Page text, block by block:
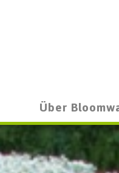
Über